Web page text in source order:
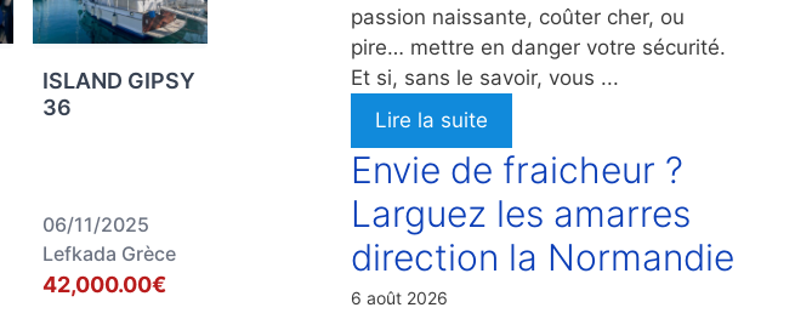
ISLAND GIPSY
36
06/11/2025
Lefkada Grèce
42,000.00€
passion naissante, coûter cher, ou
pire… mettre en danger votre sécurité.
Et si, sans le savoir, vous ...
Lire la suite
Envie de fraicheur ?
Larguez les amarres
direction la Normandie
6 août 2026